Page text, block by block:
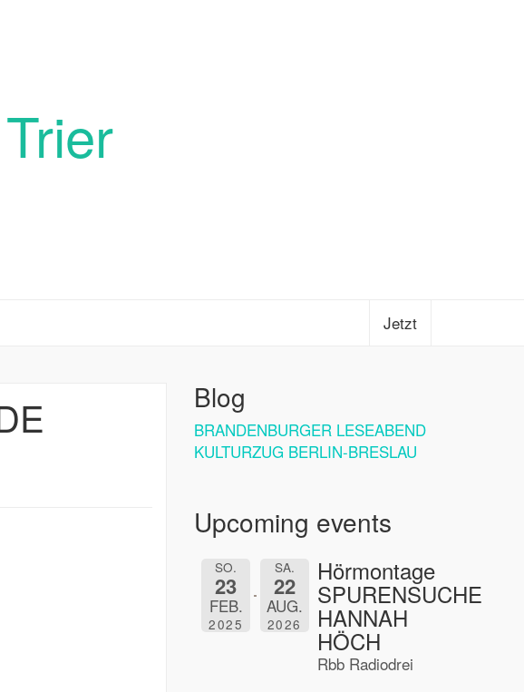
Jetzt
Blog
BRANDENBURGER LESEABEND
KULTURZUG BERLIN-BRESLAU
Upcoming events
SO.
23
FEB.
2025
SA.
22
AUG.
2026
Hörmontage
SPURENSUCHE
HANNAH
HÖCH
Rbb Radiodrei